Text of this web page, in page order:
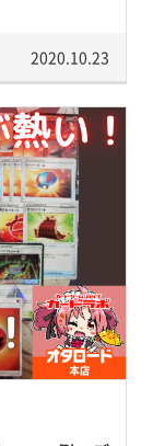
2020.10.23